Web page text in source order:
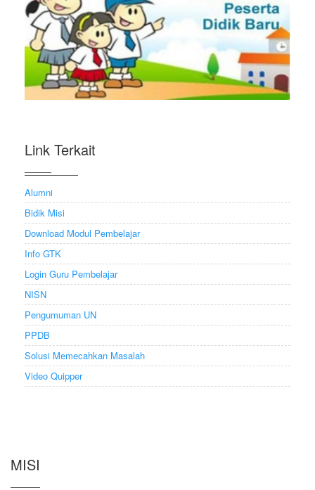
Link Terkait
Alumni
Bidik Misi
Download Modul Pembelajar
Info GTK
Login Guru Pembelajar
NISN
Pengumuman UN
PPDB
Solusi Memecahkan Masalah
Video Quipper
MISI